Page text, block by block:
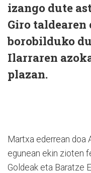
izango dute
Giro
borobilduko
Ilarraren
plazan.
Martxa ederrean doa
egunean ekin zioten
Goldeak eta Baratze